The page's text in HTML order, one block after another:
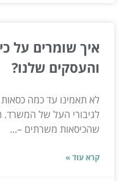
איך שומרים על
והעסקים שלנו?
לגיבורי העל של המשרד.
שהכיסאות משרתים –...
קרא עוד »